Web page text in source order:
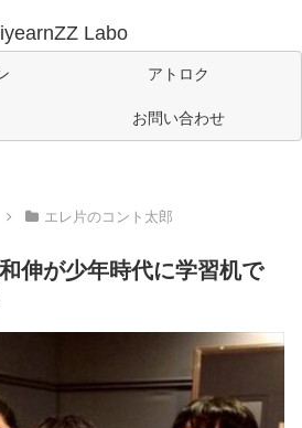
Labo
アトロク
お問い合わせ
エレ片のコント太郎
伸が少年時代に学習机で